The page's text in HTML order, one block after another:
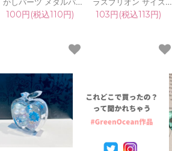
かしパーツ メタルパー
ツ 童話 ウサギ ワンダ
ーランド プリンセス 王
夢の国 薄い 繊細 ラプ
100円(税込110円)
ラスブリオン サイズ
mix レジン封入素材 オ
ーロラ 封入パーツ ガラ
カラフル キラキラ 手芸
103円(税込113円)